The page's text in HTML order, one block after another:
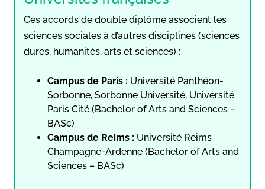
Ces accords de double diplôme associent les
sciences sociales à d’autres disciplines (sciences
dures, humanités, arts et sciences) :
Campus de Paris : Université Panthéon-
Sorbonne, Sorbonne Université, Université
Paris Cité (Bachelor of Arts and Sciences –
BASc)
Campus de Reims : Université Reims
Champagne-Ardenne (Bachelor of Arts and
Sciences – BASc)